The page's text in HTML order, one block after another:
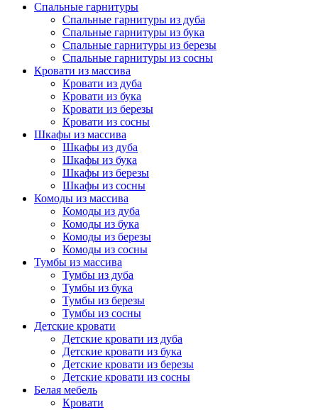
Спальные гарнитуры
Спальные гарнитуры из дуба
Спальные гарнитуры из бука
Спальные гарнитуры из березы
Спальные гарнитуры из сосны
Кровати из массива
Кровати из дуба
Кровати из бука
Кровати из березы
Кровати из сосны
Шкафы из массива
Шкафы из дуба
Шкафы из бука
Шкафы из березы
Шкафы из сосны
Комоды из массива
Комоды из дуба
Комоды из бука
Комоды из березы
Комоды из сосны
Тумбы из массива
Тумбы из дуба
Тумбы из бука
Тумбы из березы
Тумбы из сосны
Детские кровати
Детские кровати из дуба
Детские кровати из бука
Детские кровати из березы
Детские кровати из сосны
Белая мебель
Кровати